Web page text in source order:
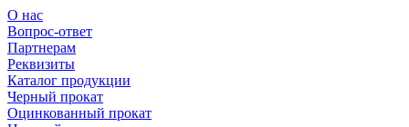
О нас
Вопрос-ответ
Партнерам
Реквизиты
Каталог продукции
Черный прокат
Оцинкованный прокат